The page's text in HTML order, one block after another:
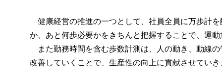
健康経営の推進の一つとして、社員全員に万歩計
か、あと何歩必要かをきちんと把握することで、運
また勤務時間を含む歩数計測は、人の動き、動線
改善していくことで、生産性の向上に貢献させていき